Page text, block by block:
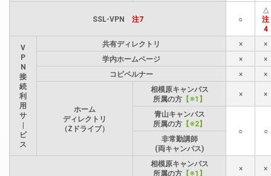
SSL-VPN 注7 ○
△
注
4
V
P
N
接
続
利
用
サ
ビ
ス
共有ディレクトリ ×
×
学内ホームページ
×
×
コピペルナー
× ×
ホーム
ディレクトリ
（Zドライブ）
相模原キャンパス
所属の方【※1】
× ×
青山キャンパス
所属の方【※2】
○
○
非常勤講師
(両キャンパス)
相模原キャンパス
所属の方【※1】
× ×